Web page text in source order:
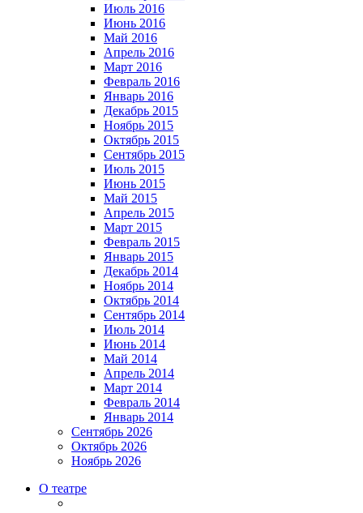
Июль 2016
Июнь 2016
Май 2016
Апрель 2016
Март 2016
Февраль 2016
Январь 2016
Декабрь 2015
Ноябрь 2015
Октябрь 2015
Сентябрь 2015
Июль 2015
Июнь 2015
Май 2015
Апрель 2015
Март 2015
Февраль 2015
Январь 2015
Декабрь 2014
Ноябрь 2014
Октябрь 2014
Сентябрь 2014
Июль 2014
Июнь 2014
Май 2014
Апрель 2014
Март 2014
Февраль 2014
Январь 2014
Сентябрь 2026
Октябрь 2026
Ноябрь 2026
О театре